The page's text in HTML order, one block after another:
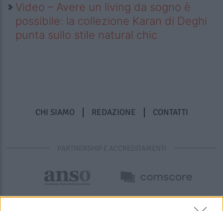
Video – Avere un living da sogno è
possibile: la collezione Karan di Deghi
punta sullo stile natural chic
CHI SIAMO REDAZIONE CONTATTI
PARTNERSHIP E ACCREDITAMENTI